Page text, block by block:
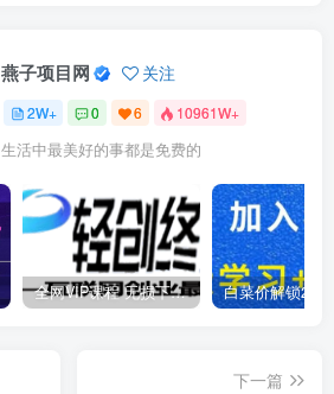
燕子项目网 关注
2W+ 0 6 10961W+
生活中最美好的事都是免费的
全网VIP课程 无损下载~
下一篇